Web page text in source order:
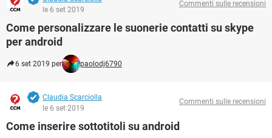
le 6 set 2019
Commenti sulle recensioni
Come personalizzare le suonerie contatti su skype
per android
6 set 2019 per paolodj6790
Claudia Scarciolla
le 6 set 2019
Commenti sulle recensioni
Come inserire sottotitoli su android